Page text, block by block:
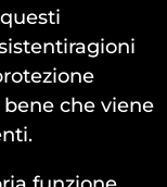
che viene